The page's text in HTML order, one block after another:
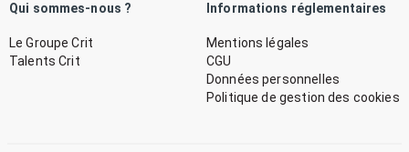
Qui sommes-nous ?
Le Groupe Crit
Talents Crit
Informations réglementaires
Mentions légales
CGU
Données personnelles
Politique de gestion des cookies